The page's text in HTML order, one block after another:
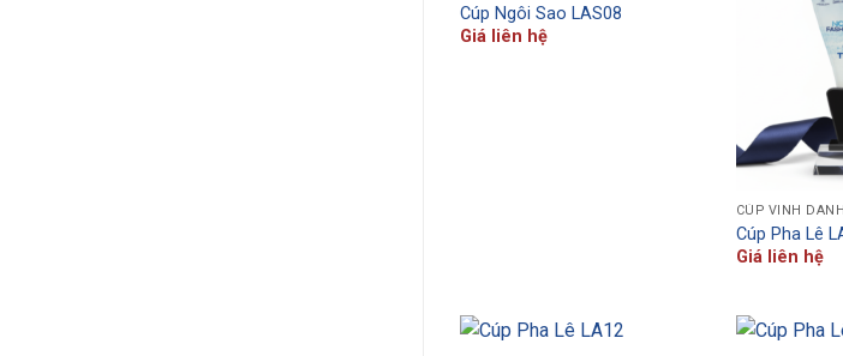
Cúp Ngôi Sao LAS08
Giá liên hệ
CÚP VINH DANH
Cúp Pha Lê
Giá liên hệ